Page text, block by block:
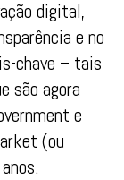
digital,
e no
chave – tais
são agora
e
(ou